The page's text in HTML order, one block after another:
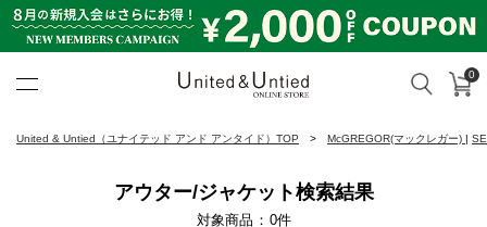
検索 カ
0
United & Untied（ユナイテッド アンド アンタイド）TOP McGREGOR(マックレガー) |
アウター/ジャケット検索結果
対象商品 0件